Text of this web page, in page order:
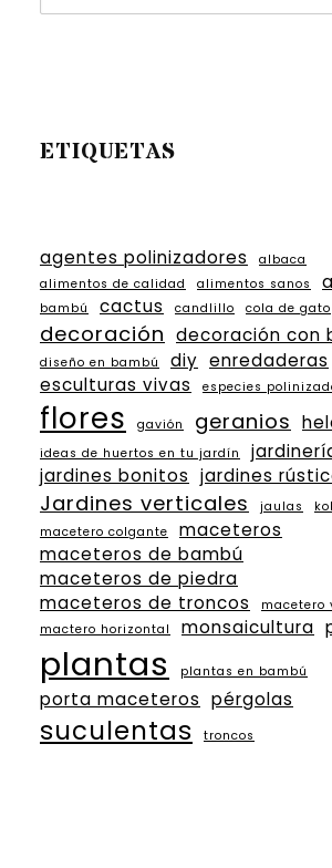
ETIQUETAS
agentes polinizadores
albaca
alimentos de calidad
alimentos sanos
bambú cactus candlillo cola de gato
decoración decoración con
diseño en bambú diy enredaderas
esculturas vivas
especies
flores gavión geranios
ideas de huertos en tu jardín
jardines bonitos jardines
Jardines verticales jaulas
macetero colgante
maceteros
maceteros de bambú
maceteros de piedra
maceteros de troncos
macetero
mactero horizontal
monsaicultura
plantas plantas en bambú
porta maceteros pérgolas
suculentas troncos